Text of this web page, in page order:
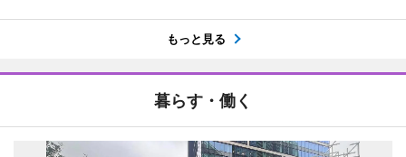
もっと見る
暮らす・働く